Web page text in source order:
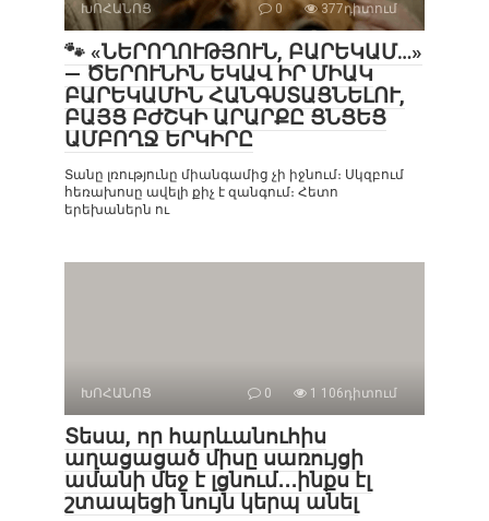
ԽՈՀԱՆՈՑ 0 377դիտում
🐾 «ՆԵՐՈՂՈՒԹՅՈՒՆ, ԲԱՐԵԿԱՄ…»
— ԾԵՐՈՒՆԻՆ ԵԿԱՎ ԻՐ ՄԻԱԿ
ԲԱՐԵԿԱՄԻՆ ՀԱՆԳՍՏԱՑՆԵԼՈՒ,
ԲԱՅՑ ԲԺՇԿԻ ԱՐԱՐՔԸ ՑՆՑԵՑ
ԱՄԲՈՂՋ ԵՐԿԻՐԸ
Տանը լռությունը միանգամից չի իջնում։ Սկզբում
հեռախոսը ավելի քիչ է զանգում։ Հետո
երեխաներն ու
ԽՈՀԱՆՈՑ 0 1 106դիտում
Տեսա, որ հարևանուհիս
աղացացած միսը սառույցի
ամանի մեջ է լցնում․․․ինքս էլ
շտապեցի նույն կերպ անել